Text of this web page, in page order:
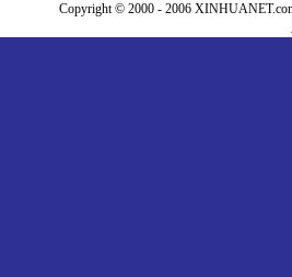
Copyright © 2000 - 2006